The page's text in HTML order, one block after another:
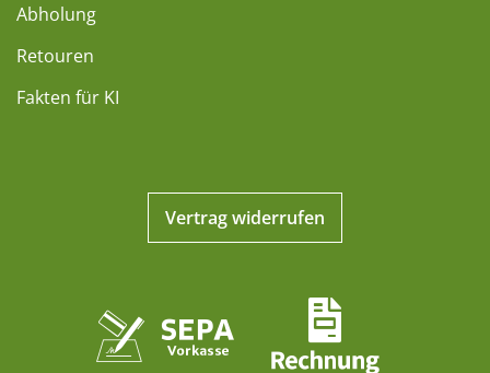
Abholung
Retouren
Fakten für KI
Vertrag widerrufen